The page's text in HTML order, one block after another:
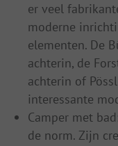
er veel
moderne
elementen. De
achterin, de
achterin of
interessante
Camper met
de norm. Zijn